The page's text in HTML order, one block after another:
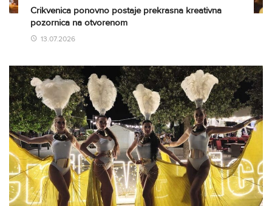
Crikvenica ponovno postaje prekrasna kreativna
pozornica na otvorenom
13.07.2026